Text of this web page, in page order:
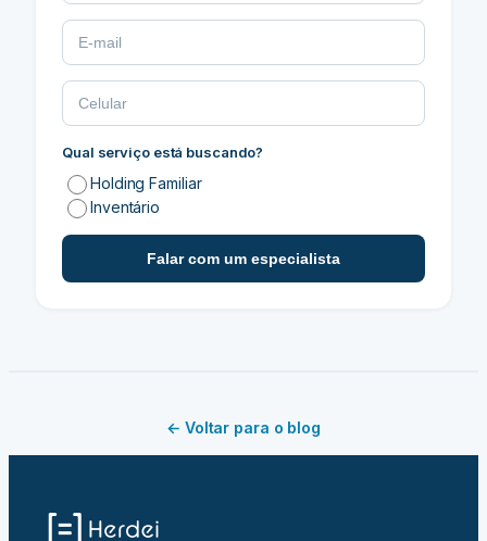
Qual serviço está buscando?
Holding Familiar
Inventário
Falar com um especialista
← Voltar para o blog